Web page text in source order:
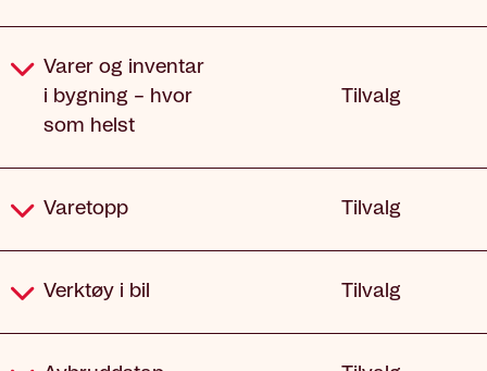
Varer og inventar
i bygning – hvor
som helst
Tilvalg
Varetopp Tilvalg
Verktøy i bil Tilvalg